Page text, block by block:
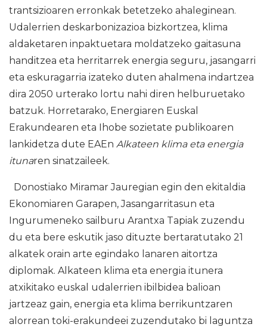
trantsizioaren erronkak betetzeko ahaleginean.
Udalerrien deskarbonizazioa bizkortzea, klima
aldaketaren inpaktuetara moldatzeko gaitasuna
handitzea eta herritarrek energia seguru, jasangarri
eta eskuragarria izateko duten ahalmena indartzea
dira 2050 urterako lortu nahi diren helburuetako
batzuk. Horretarako, Energiaren Euskal
Erakundearen eta Ihobe sozietate publikoaren
lankidetza dute EAEn Alkateen klima eta energia
itunaren sinatzaileek.
Donostiako Miramar Jauregian egin den ekitaldia
Ekonomiaren Garapen, Jasangarritasun eta
Ingurumeneko sailburu Arantxa Tapiak zuzendu
du eta bere eskutik jaso dituzte bertaratutako 21
alkatek orain arte egindako lanaren aitortza
diplomak. Alkateen klima eta energia itunera
atxikitako euskal udalerrien ibilbidea balioan
jartzeaz gain, energia eta klima berrikuntzaren
alorrean toki-erakundeei zuzendutako bi laguntza